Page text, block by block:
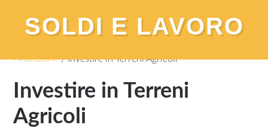
SOLDI E LAVORO
Finanziarie /Investire in Terreni Agricoli
Investire in Terreni
Agricoli